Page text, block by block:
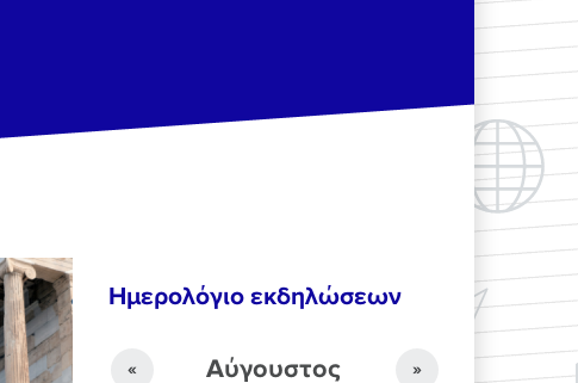
Ημερολόγιο εκδηλώσεων
Αύγουστος
« »